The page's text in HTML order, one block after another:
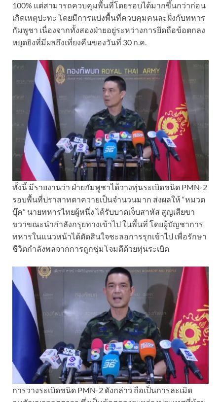
100% แต่สามารถควบคุมพื้นที่โดยรอบได้มากขึ้นกว่าก่อน
เกิดเหตุปะทะ โดยมีการแบ่งพื้นที่ควบคุมคนละฝั่งกับทหาร
กัมพูชา เนื่องจากทั้งสองฝ่ายอยู่ระหว่างการยึดถือข้อตกลง
หยุดยิงที่มีผลถึงเที่ยงคืนของวันที่ 30 ก.ค.
ทั้งนี้ มีรายงานว่า ฝ่ายกัมพูชาได้วางทุ่นระเบิดชนิด PMN-2
รอบพื้นที่ปราสาทตาควายเป็นจำนวนมาก ส่งผลให้ “หมวด
บุ๊ค” นายทหารไทยผู้หนึ่ง ได้รับบาดเจ็บสาหัส สูญเสียขา
ขวาขณะนำกำลังกรุยทางเข้าไป ในพื้นที่ โดยผู้บัญชาการ
ทหารในแนวหน้าได้ตัดสินใจชะลอการรุกเข้าไป เพื่อรักษา
ชีวิตกำลังพลจากการถูกซุ่มโจมตีด้วยทุ่นระเบิด
การวางระเบิดชนิด PMN-2 ดังกล่าว ถือเป็นการละเมิด